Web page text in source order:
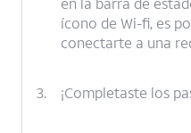
ícono de Wi-fi, es
conectarte a una
3. ¡Completaste los